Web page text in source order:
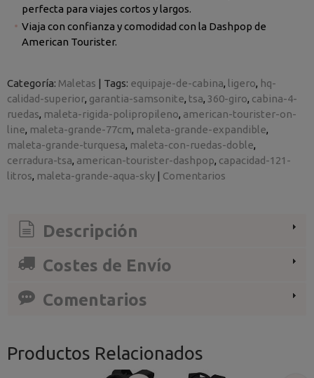
perfecta para viajes cortos y largos.
Viaja con confianza y comodidad con la Dashpop de
American Tourister.
Categoría: Maletas | Tags: equipaje-de-cabina ligero hq-
calidad-superior garantia-samsonite tsa 360-giro cabina-4-
ruedas maleta-rigida-polipropileno american-tourister-on-
line maleta-grande-77cm maleta-grande-expandible
maleta-grande-turquesa maleta-con-ruedas-doble
cerradura-tsa american-tourister-dashpop capacidad-121-
litros maleta-grande-aqua-sky | Comentarios
Descripción
Costes de Envío
Comentarios
Productos Relacionados